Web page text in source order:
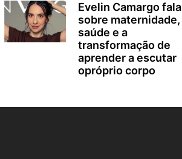
Evelin Camargo fala
sobre maternidade,
saúde e a
transformação de
aprender a escutar
opróprio corpo